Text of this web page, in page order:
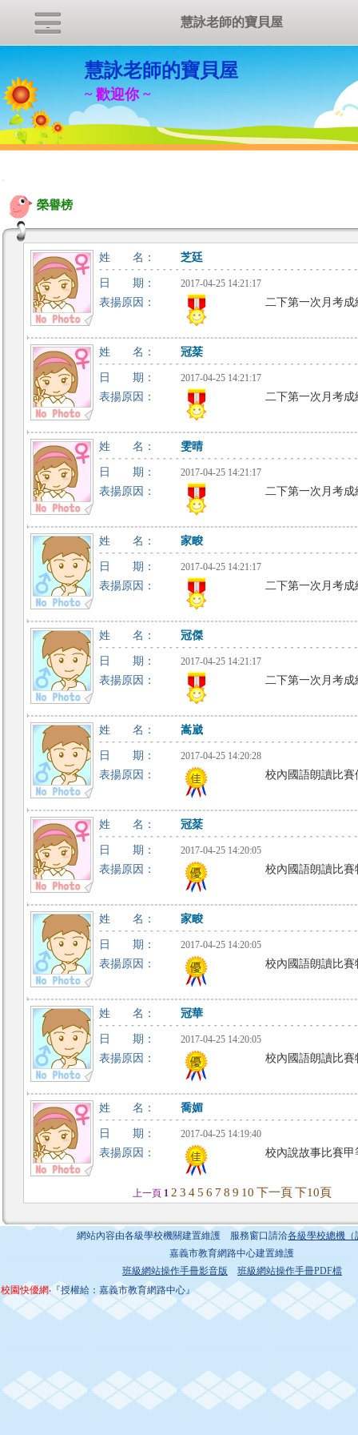
慧詠老師的寶貝屋
~ 歡迎你 ~
:::
榮譽榜
姓 名： 芝廷
日 期： 2017-04-25 14:21:17
表揚原因： 二下第一次月考成
姓 名： 冠棻
日 期： 2017-04-25 14:21:17
表揚原因： 二下第一次月考成
姓 名： 雯晴
日 期： 2017-04-25 14:21:17
表揚原因： 二下第一次月考成
姓 名： 家畯
日 期： 2017-04-25 14:21:17
表揚原因： 二下第一次月考成
姓 名： 冠傑
日 期： 2017-04-25 14:21:17
表揚原因： 二下第一次月考成
姓 名： 嵩崴
日 期： 2017-04-25 14:20:28
表揚原因： 校內國語朗讀比賽
姓 名： 冠棻
日 期： 2017-04-25 14:20:05
表揚原因： 校內國語朗讀比賽
姓 名： 家畯
日 期： 2017-04-25 14:20:05
表揚原因： 校內國語朗讀比賽
姓 名： 冠華
日 期： 2017-04-25 14:20:05
表揚原因： 校內國語朗讀比賽
姓 名： 喬媚
日 期： 2017-04-25 14:19:40
表揚原因： 校內說故事比賽甲
上一頁 1 2 3 45 6 7 8 9 10 下一頁下10頁
網站內容由各級學校機關建置維護 服務窗口請洽各級學校總機（
嘉義市教育網路中心建置維護
班級網站操作手冊影音版
班級網站操作手冊PDF檔
校園快優網‧『授權給：嘉義市教育網路中心』
慧詠老師的寶貝屋